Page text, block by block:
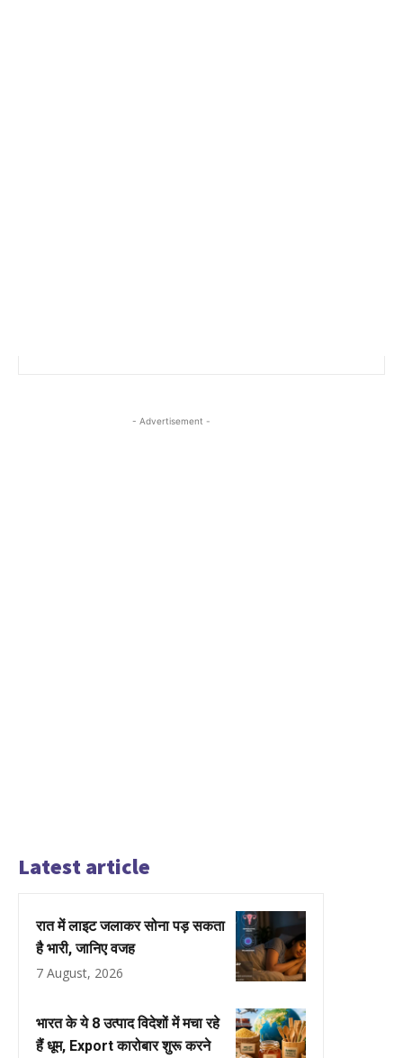
- Advertisement -
Latest article
रात में लाइट जलाकर सोना पड़ सकता
है भारी, जानिए वजह
7 August, 2026
भारत के ये 8 उत्पाद विदेशों में मचा रहे
हैं धूम, Export कारोबार शुरू करने